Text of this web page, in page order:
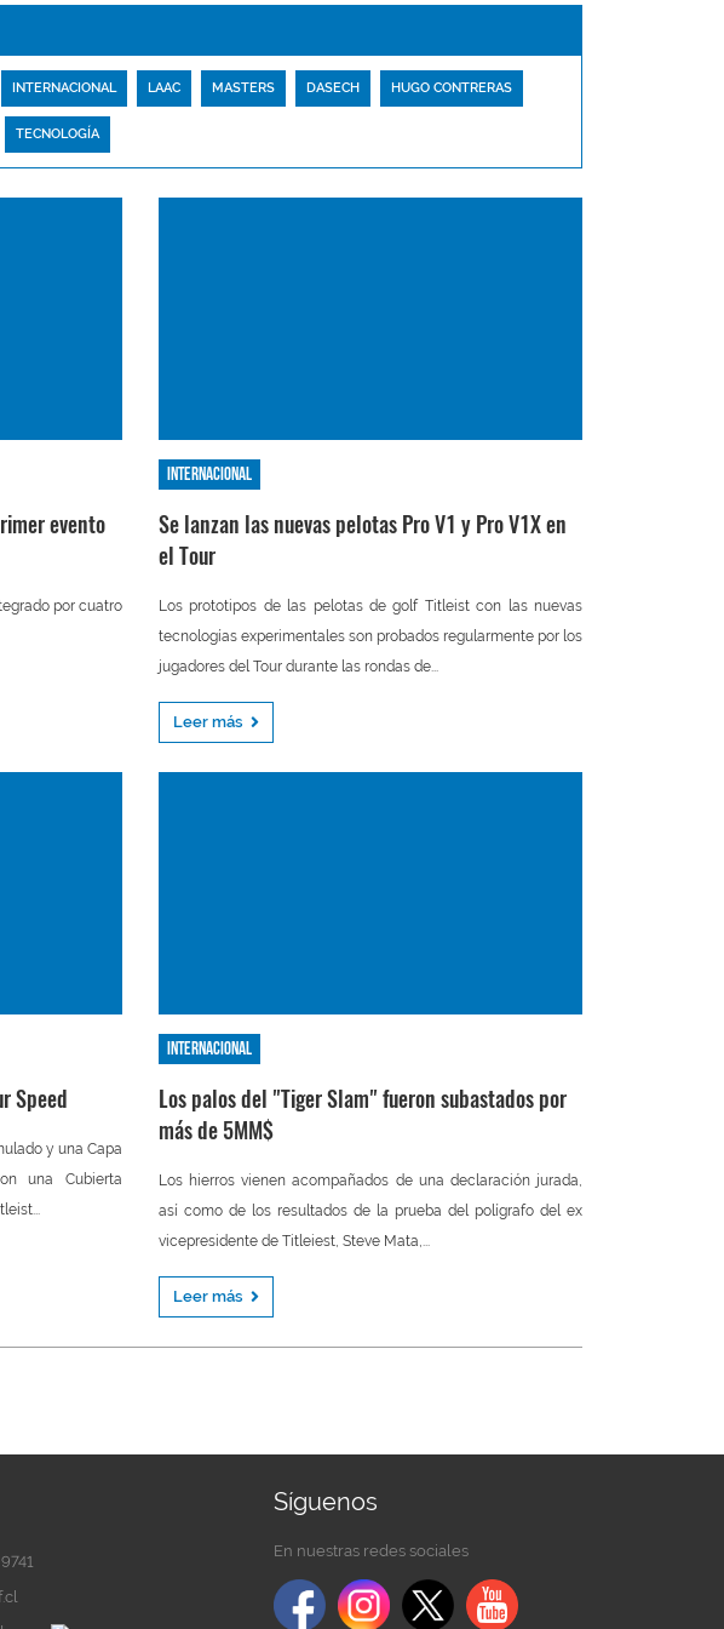
INTERNACIONAL LAAC MASTERS DASECH HUGO CONTRERAS
TECNOLOGÍA
evento
por cuatro
Internacional
Se lanzan las nuevas pelotas Pro V1 y Pro V1X en
el Tour
Los prototipos de las pelotas de golf Titleist con las nuevas
tecnologías experimentales son probados regularmente por los
jugadores del Tour durante las rondas de...
Leer más
Speed
y una Capa
una Cubierta
Internacional
Los palos del "Tiger Slam" fueron subastados por
más de 5MM$
Los hierros vienen acompañados de una declaración jurada,
así como de los resultados de la prueba del polígrafo del ex
vicepresidente de Titleiest, Steve Mata,...
Leer más
Síguenos
En nuestras redes sociales